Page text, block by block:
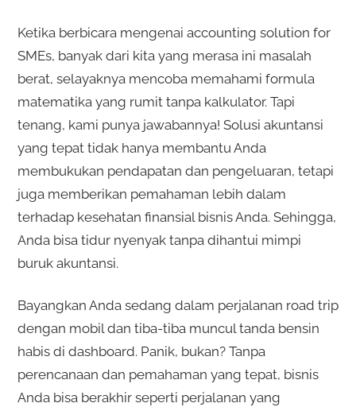
Ketika berbicara mengenai accounting solution for
SMEs, banyak dari kita yang merasa ini masalah
berat, selayaknya mencoba memahami formula
matematika yang rumit tanpa kalkulator. Tapi
tenang, kami punya jawabannya! Solusi akuntansi
yang tepat tidak hanya membantu Anda
membukukan pendapatan dan pengeluaran, tetapi
juga memberikan pemahaman lebih dalam
terhadap kesehatan finansial bisnis Anda. Sehingga,
Anda bisa tidur nyenyak tanpa dihantui mimpi
buruk akuntansi.
Bayangkan Anda sedang dalam perjalanan road trip
dengan mobil dan tiba-tiba muncul tanda bensin
habis di dashboard. Panik, bukan? Tanpa
perencanaan dan pemahaman yang tepat, bisnis
Anda bisa berakhir seperti perjalanan yang